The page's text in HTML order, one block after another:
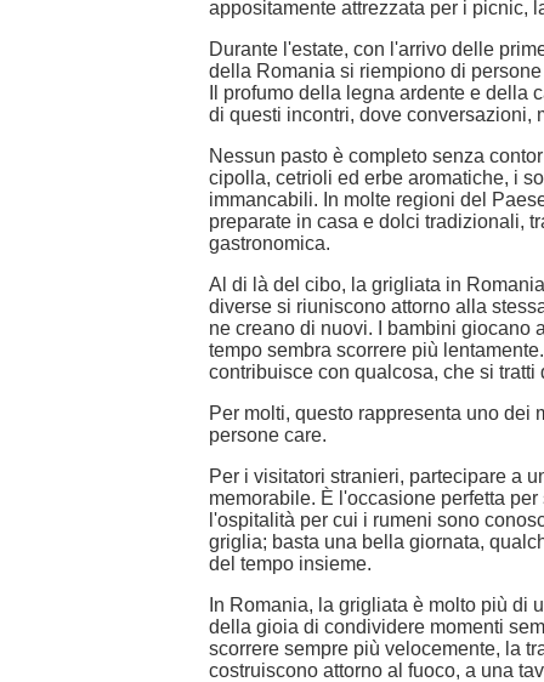
appositamente attrezzata per i picnic,
Durante l'estate, con l'arrivo delle
della Romania si riempiono di
Il profumo della legna ardente e della
di questi incontri, dove conversazioni,
Nessun pasto è completo senza
cipolla, cetrioli ed erbe aromatiche, i
immancabili. In molte regioni del
preparate in casa e dolci tradizionali,
gastronomica.
Al di là del cibo, la grigliata in
diverse si riuniscono attorno alla
ne creano di nuovi. I bambini giocano
tempo sembra scorrere più
contribuisce con qualcosa, che si
Per molti, questo rappresenta uno
persone care.
Per i visitatori stranieri, partecipare a
memorabile. È l'occasione perfetta
l'ospitalità per cui i rumeni sono
griglia; basta una bella giornata,
del tempo insieme.
In Romania, la grigliata è molto più di
della gioia di condividere momenti
scorrere sempre più velocemente, la
costruiscono attorno al fuoco, a una